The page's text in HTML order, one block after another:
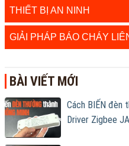
THIẾT BỊ AN NINH
GIẢI PHÁP BÁO CHÁY
BÀI VIẾT MỚI
Cách BIẾN đèn
Driver Zigbee